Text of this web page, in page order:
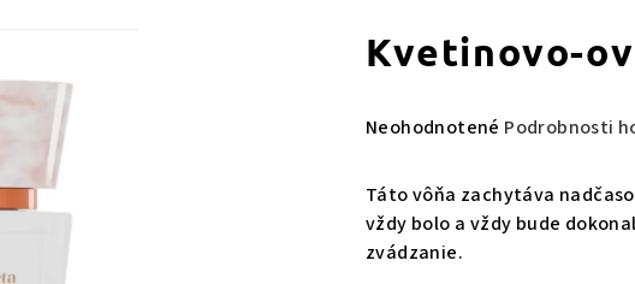
kvetinovo-
Priemerné
produktu
je
0,0
Neohodnotené Podrobnosti
Táto vôňa zachytáva
vždy bolo a vždy bude
zvádzanie.